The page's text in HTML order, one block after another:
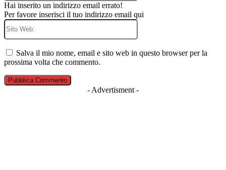
Hai inserito un indirizzo email errato!
Per favore inserisci il tuo indirizzo email qui
Sito
Salva il mio nome, email e sito web in questo browser per la
prossima volta che commento.
- Advertisment -